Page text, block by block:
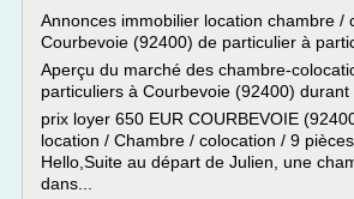
Annonces immobilier location chambre /
Courbevoie (92400) de particulier à
Aperçu du marché des chambre-
particuliers à Courbevoie (92400)
prix loyer 650 EUR COURBEVOIE
location / Chambre / colocation / 9
Hello,Suite au départ de Julien, une
dans...